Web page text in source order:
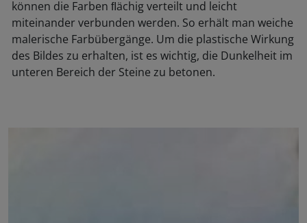
können die Farben ﬂächig verteilt und leicht
miteinander verbunden werden. So erhält man weiche
malerische Farbübergänge. Um die plastische Wirkung
des Bildes zu erhalten, ist es wichtig, die Dunkelheit im
unteren Bereich der Steine zu betonen.